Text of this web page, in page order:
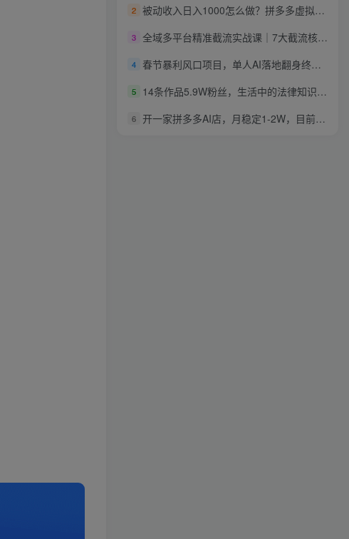
2 被动收入日入1000怎么做？拼多多虚拟店铺矩阵体系，全套干货轻松上手【揭秘】
3 全域多平台精准截流实战课｜7大截流核心玩法、6大平台矩阵布局、私域导流、AI话术批量生成、精准打粉闭环教程
4 春节暴利风口项目，单人AI落地翻身终极版实操
5 14条作品5.9W粉丝，生活中的法律知识科普，制作简单详细教程
6 开一家拼多多AI店，月稳定1-2W，目前旺季，风口期！